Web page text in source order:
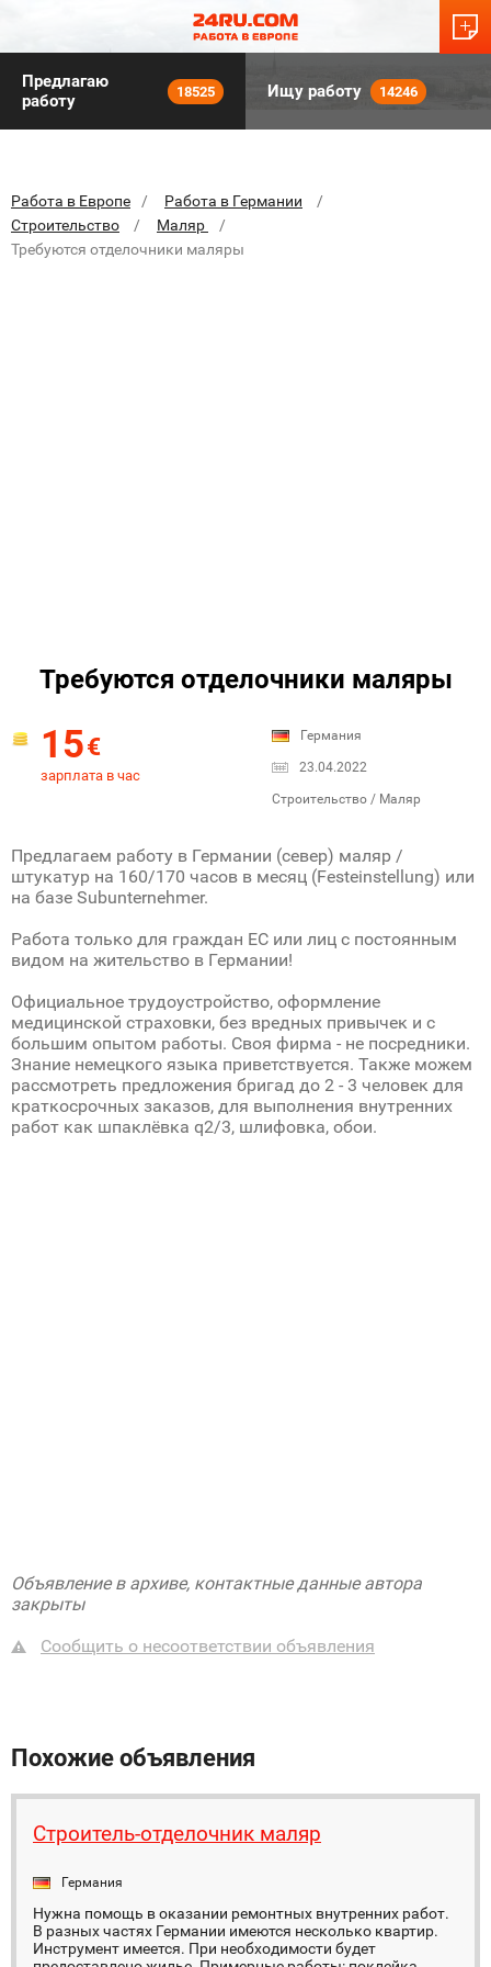
Предлагаю
работу
18525 Ищу работу 14246
Работа в Европе
Работа в Германии
Строительство
Маляр
Требуются отделочники маляры
Требуются отделочники маляры
15€
зарплата в час
Германия
23.04.2022
Строительство / Маляр
Предлагаем работу в Германии (север) маляр /
штукатур на 160/170 часов в месяц (Festeinstellung) или
на базе Subunternehmer.
Работа только для граждан ЕС или лиц с постоянным
видом на жительство в Германии!
Официальное трудоустройство, оформление
медицинской страховки, без вредных привычек и с
большим опытом работы. Своя фирма - не посредники.
Знание немецкого языка приветствуется. Также можем
рассмотреть предложения бригад до 2 - 3 человек для
краткосрочных заказов, для выполнения внутренних
работ как шпаклёвка q2/3, шлифовка, обои.
Объявление в архиве, контактные данные автора
закрыты
Сообщить о несоответствии объявления
Похожие объявления
Строитель-отделочник маляр
Германия
Нужна помощь в оказании ремонтных внутренних работ.
В разных частях Германии имеются несколько квартир.
Инструмент имеется. При необходимости будет